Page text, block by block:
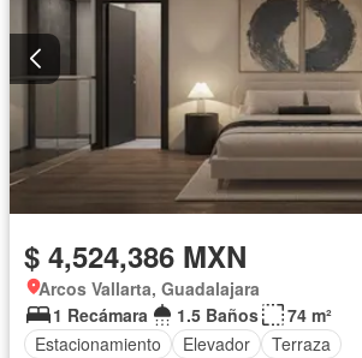
$ 4,524,386 MXN
Arcos Vallarta, Guadalajara
1 Recámara
1.5 Baños
74 m²
Estacionamiento
Elevador Terraza